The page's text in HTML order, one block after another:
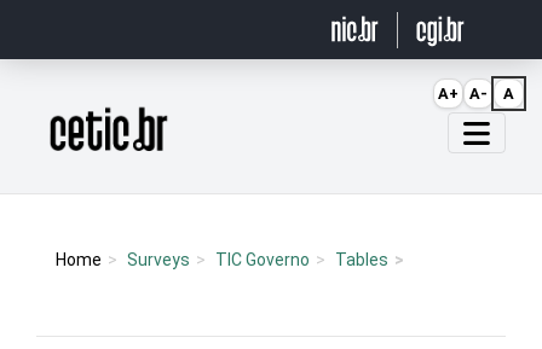
Página inicial
Home Surveys TIC Governo Tables
A+ A- A